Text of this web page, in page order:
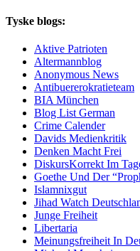
Tyske blogs:
Aktive Patrioten
Altermannblog
Anonymous News
Antibuererokratieteam
BIA München
Blog List German
Crime Calender
Davids Medienkritik
Denken Macht Frei
DiskursKorrekt Im
Goethe Und Der
Islamnixgut
Jihad Watch
Junge Freiheit
Libertaria
Meinungsfreiheit In